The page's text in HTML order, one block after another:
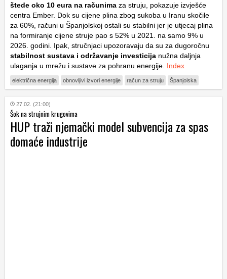
štede oko 10 eura na računima za struju, pokazuje izvješće
centra Ember. Dok su cijene plina zbog sukoba u Iranu skočile
za 60%, računi u Španjolskoj ostali su stabilni jer je utjecaj plina
na formiranje cijene struje pao s 52% u 2021. na samo 9% u
2026. godini. Ipak, stručnjaci upozoravaju da su za dugoročnu
stabilnost sustava i održavanje investicija nužna daljnja
ulaganja u mrežu i sustave za pohranu energije. Index
električna energija obnovljivi izvori energije račun za struju Španjolska
27.02. (21:00)
Šok na strujnim krugovima
HUP traži njemački model subvencija za spas
domaće industrije